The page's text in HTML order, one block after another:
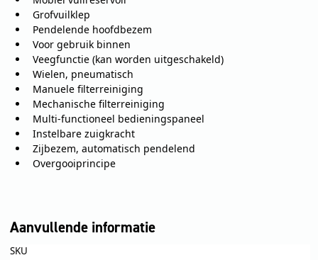
Grofvuilklep
Pendelende hoofdbezem
Voor gebruik binnen
Veegfunctie (kan worden uitgeschakeld)
Wielen, pneumatisch
Manuele filterreiniging
Mechanische filterreiniging
Multi-functioneel bedieningspaneel
Instelbare zuigkracht
Zijbezem, automatisch pendelend
Overgooiprincipe
Aanvullende informatie
SKU